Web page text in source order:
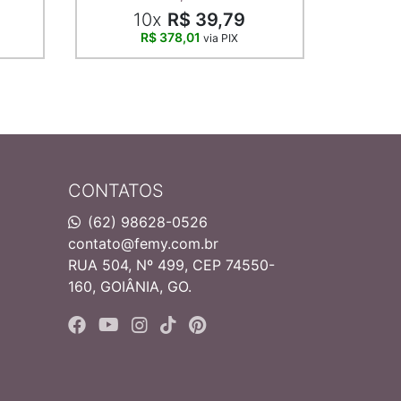
10x R$ 39,79
R$ 378,01via PIX
CONTATOS
(62) 98628-0526
contato@femy.com.br
RUA 504, Nº 499, CEP 74550-
160, GOIÂNIA, GO.